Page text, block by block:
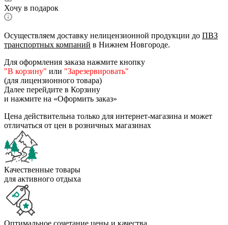
Хочу в подарок
Осуществляем доставку нелицензионной продукции до ПВЗ
транспортных компаний в Нижнем Новгороде.
Для оформления заказа нажмите кнопку
"В корзину" или "Зарезервировать"
(для лицензионного товара)
Далее перейдите в Корзину
и нажмите на «Оформить заказ»
Цена действительна только для интернет-магазина и может
отличаться от цен в розничных магазинах
Качественные товары
для активного отдыха
Оптимальное сочетание цены и качества